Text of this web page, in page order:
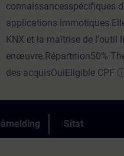
connaissancesspécifiques
applications
KNX et la maîtrise de l'outil
enœuvre.Répartition50%
des acquisOuiEligible CPF
Sitat